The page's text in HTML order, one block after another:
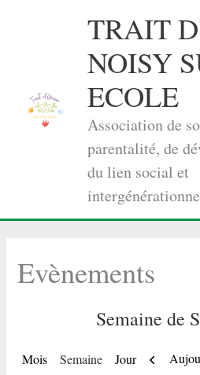
TRAIT
NOISY
ECOLE
Association de
parentalité, de
du lien social et
Evènements
Semaine de
Mois Semaine Jour